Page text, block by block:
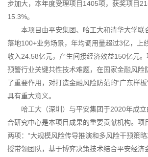
步加大，本年度受理项目 1405项，获奖项目
15.3%。
本项目由平安集团、哈工大和清华大学联
落地100+业务场景，年均调用量超过3亿，上
收入24.58亿元，产生间接经济效益150亿元
预警行业关键共性技术难题，在国家金融风险
了重要作用，对打造金融风险防范的“广东样板
具有重大意义。
哈工大（深圳）与平安集团于2020年成
合研究中心是本项目成果的重要贡献机构。项
两项：“大规模风险传导推演和多风险干预策
授带领团队，基于博弈决策技术结合平安经济